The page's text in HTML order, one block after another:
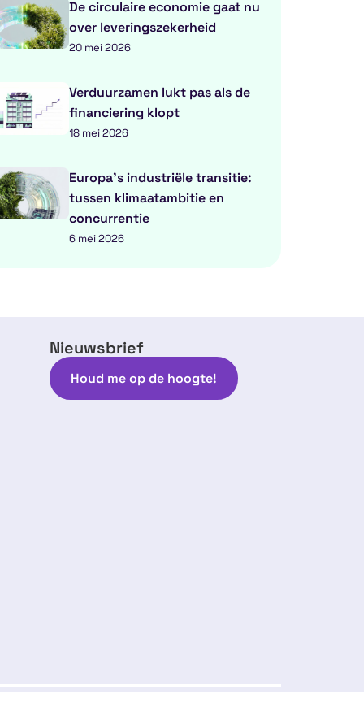
De circulaire economie gaat nu
over leveringszekerheid
20 mei 2026
Verduurzamen lukt pas als de
financiering klopt
18 mei 2026
Europa’s industriële transitie:
tussen klimaatambitie en
concurrentie
6 mei 2026
Nieuwsbrief
Houd me op de hoogte!